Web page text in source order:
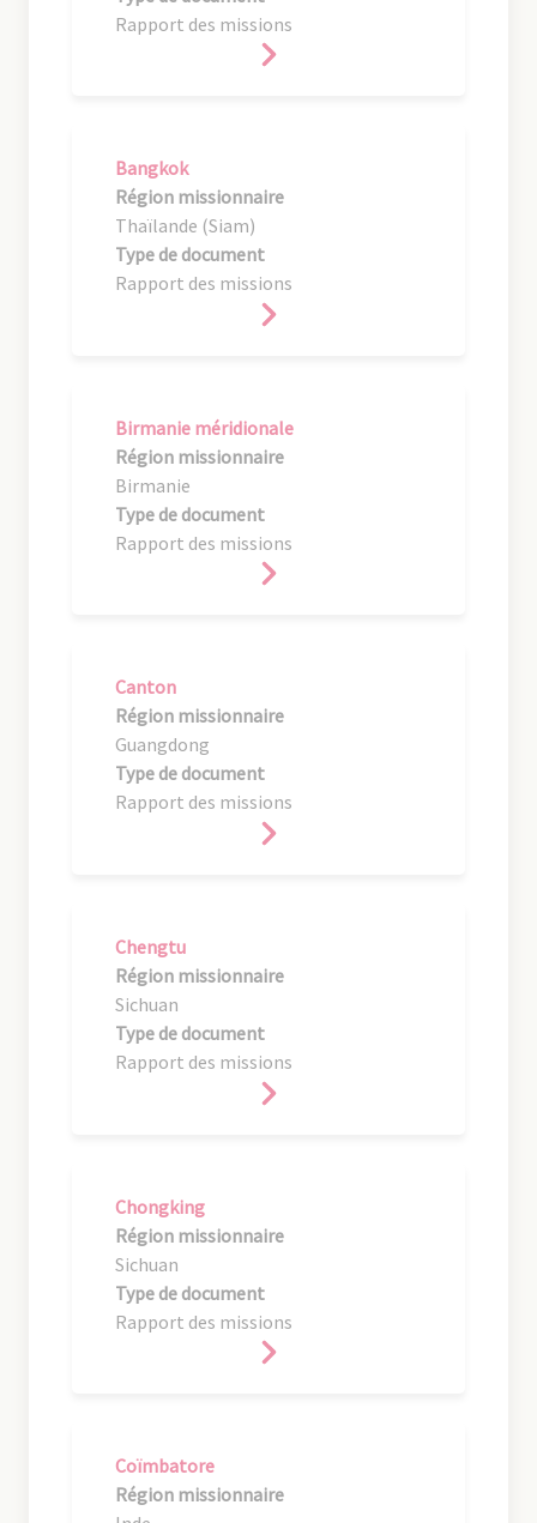
Rapport des missions
Bangkok
Région missionnaire
Thaïlande (Siam)
Type de document
Rapport des missions
Birmanie méridionale
Région missionnaire
Birmanie
Type de document
Rapport des missions
Canton
Région missionnaire
Guangdong
Type de document
Rapport des missions
Chengtu
Région missionnaire
Sichuan
Type de document
Rapport des missions
Chongking
Région missionnaire
Sichuan
Type de document
Rapport des missions
Coïmbatore
Région missionnaire